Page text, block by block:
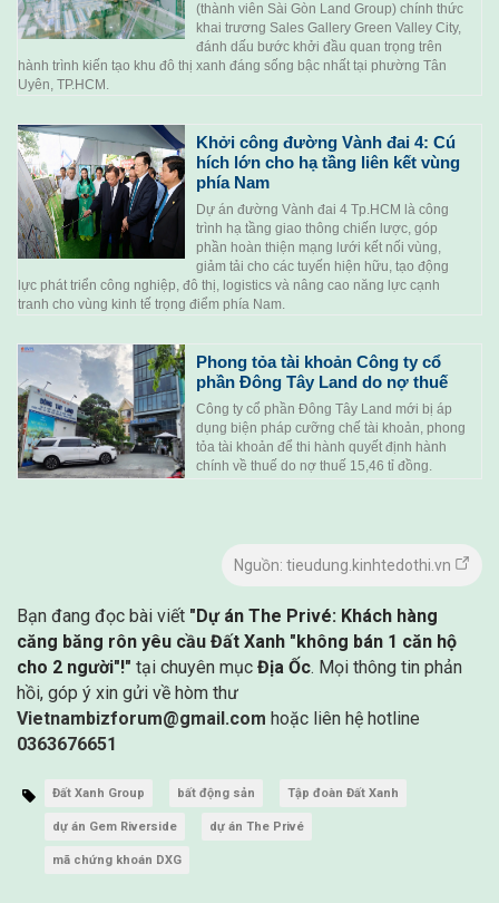
(thành viên Sài Gòn Land Group) chính thức
khai trương Sales Gallery Green Valley City,
đánh dấu bước khởi đầu quan trọng trên
hành trình kiến tạo khu đô thị xanh đáng sống bậc nhất tại phường Tân
Uyên, TP.HCM.
Khởi công đường Vành đai 4: Cú
hích lớn cho hạ tầng liên kết vùng
phía Nam
Dự án đường Vành đai 4 Tp.HCM là công
trình hạ tầng giao thông chiến lược, góp
phần hoàn thiện mạng lưới kết nối vùng,
giảm tải cho các tuyến hiện hữu, tạo động
lực phát triển công nghiệp, đô thị, logistics và nâng cao năng lực cạnh
tranh cho vùng kinh tế trọng điểm phía Nam.
Phong tỏa tài khoản Công ty cổ
phần Đông Tây Land do nợ thuế
Công ty cổ phần Đông Tây Land mới bị áp
dụng biện pháp cưỡng chế tài khoản, phong
tỏa tài khoản để thi hành quyết định hành
chính về thuế do nợ thuế 15,46 tỉ đồng.
Nguồn: tieudung.kinhtedothi.vn
Bạn đang đọc bài viết "Dự án The Privé: Khách hàng
căng băng rôn yêu cầu Đất Xanh "không bán 1 căn hộ
cho 2 người"!" tại chuyên mục Địa Ốc. Mọi thông tin phản
hồi, góp ý xin gửi về hòm thư
Vietnambizforum@gmail.com hoặc liên hệ hotline
0363676651
Đất Xanh Group bất động sản Tập đoàn Đất Xanh
dự án Gem Riverside dự án The Privé
mã chứng khoán DXG